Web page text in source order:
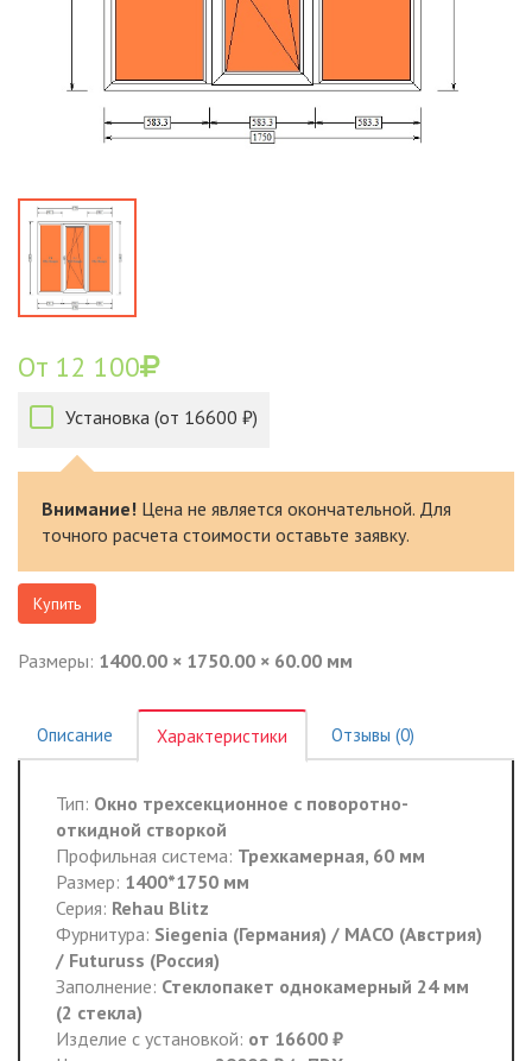
От 12 100
Установка (от 16600 ₽)
Внимание! Цена не является окончательной. Для
точного расчета стоимости оставьте заявку.
Купить
Размеры: 1400.00 × 1750.00 × 60.00 мм
Описание Характеристики Отзывы (0)
Тип: Окно трехсекционное с поворотно-
откидной створкой
Профильная система: Трехкамерная, 60 мм
Размер: 1400*1750 мм
Серия: Rehau Blitz
Фурнитура: Siegenia (Германия) / MACO (Австрия)
/ Futuruss (Россия)
Заполнение: Стеклопакет однокамерный 24 мм
(2 стекла)
Изделие с установкой: от 16600 ₽